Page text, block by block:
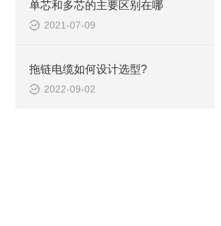
单芯和多芯的主要区别在哪
2021-07-09
拖链电缆如何设计选型?
2022-09-02